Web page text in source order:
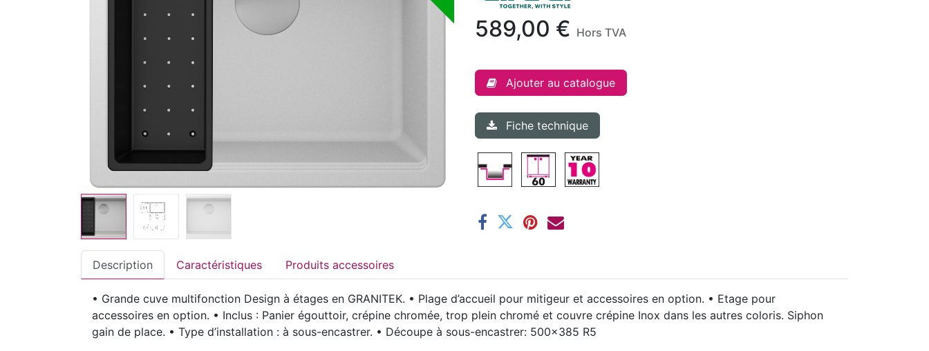
589,00 € Hors TVA
Ajouter au catalogue
Fiche technique
Description Caractéristiques Produits accessoires
• Grande cuve multifonction Design à étages en GRANITEK. • Plage d’accueil pour mitigeur et accessoires en option. • Etage pour
accessoires en option. • Inclus : Panier égouttoir, crépine chromée, trop plein chromé et couvre crépine Inox dans les autres coloris. Siphon
gain de place. • Type d’installation : à sous-encastrer. • Découpe à sous-encastrer: 500x385 R5